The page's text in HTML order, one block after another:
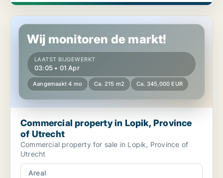
Commercial property in Lopik, Province of Utrecht
Wij monitoren de markt!
LAATST BIJGEWERKT
03:05 • 01 Apr
Aangemaakt 4 mo Ca. 215 m2 Ca. 345,000 EUR
Commercial property in Lopik, Province
of Utrecht
Commercial property for sale in Lopik, Province of
Utrecht
Areal